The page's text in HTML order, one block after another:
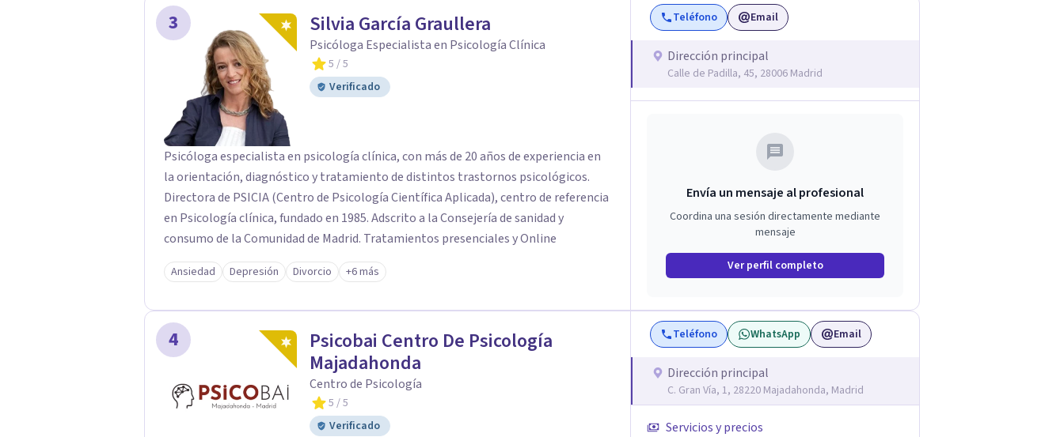
puedan sentir que mandan ellos sobre lo que piensan y sienten, y no al revés. En
pocas palabras, a liberar el malestar para poder construir y disfrutar de su vida.
3 Silvia García Graullera
Psicóloga Especialista en Psicología Clínica
5 / 5
Verificado
Psicóloga especialista en psicología clínica, con más de 20 años de experiencia en
la orientación, diagnóstico y tratamiento de distintos trastornos psicológicos.
Directora de PSICIA (Centro de Psicología Científica Aplicada), centro de referencia
en Psicología clínica, fundado en 1985. Adscrito a la Consejería de sanidad y
consumo de la Comunidad de Madrid. Tratamientos presenciales y Online
Ansiedad Depresión Divorcio +6 más
Teléfono Email
Dirección principal
Calle de Padilla, 45, 28006 Madrid
Envía un mensaje al profesional
Coordina una sesión directamente mediante
mensaje
Ver perfil completo
4
Psicobai Centro De Psicología
Majadahonda
Centro de Psicología
5 / 5
Verificado
Teléfono WhatsApp Email
Dirección principal
C. Gran Vía, 1, 28220 Majadahonda, Madrid
Servicios y precios